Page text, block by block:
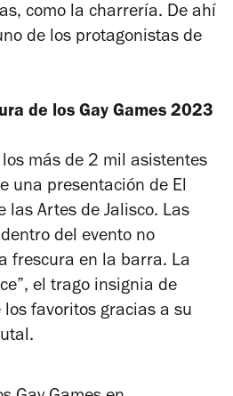
como la charrería. De ahí
de los protagonistas de
de los Gay Games 2023
más de 2 mil asistentes
una presentación de El
las Artes de Jalisco. Las
del evento no
frescura en la barra. La
el trago insignia de
favoritos gracias a su